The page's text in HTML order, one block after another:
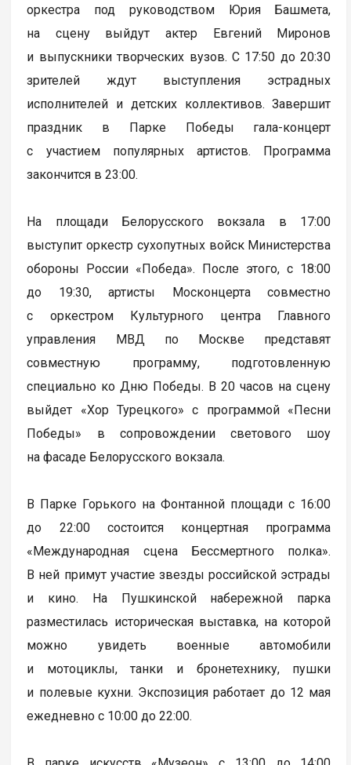
оркестра под руководством Юрия Башмета,
на сцену выйдут актер Евгений Миронов
и выпускники творческих вузов. С 17:50 до 20:30
зрителей ждут выступления эстрадных
исполнителей и детских коллективов. Завершит
праздник в Парке Победы гала-концерт
с участием популярных артистов. Программа
закончится в 23:00.
На площади Белорусского вокзала в 17:00
выступит оркестр сухопутных войск Министерства
обороны России «Победа». После этого, с 18:00
до 19:30, артисты Москонцерта совместно
с оркестром Культурного центра Главного
управления МВД по Москве представят
совместную программу, подготовленную
специально ко Дню Победы. В 20 часов на сцену
выйдет «Хор Турецкого» с программой «Песни
Победы» в сопровождении светового шоу
на фасаде Белорусского вокзала.
В Парке Горького на Фонтанной площади с 16:00
до 22:00 состоится концертная программа
«Международная сцена Бессмертного полка».
В ней примут участие звезды российской эстрады
и кино. На Пушкинской набережной парка
разместилась историческая выставка, на которой
можно увидеть военные автомобили
и мотоциклы, танки и бронетехнику, пушки
и полевые кухни. Экспозиция работает до 12 мая
ежедневно с 10:00 до 22:00.